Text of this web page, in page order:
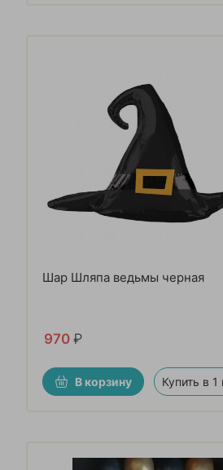
Шар Шляпа ведьмы черная
970 ₽
В корзину Купить в 1